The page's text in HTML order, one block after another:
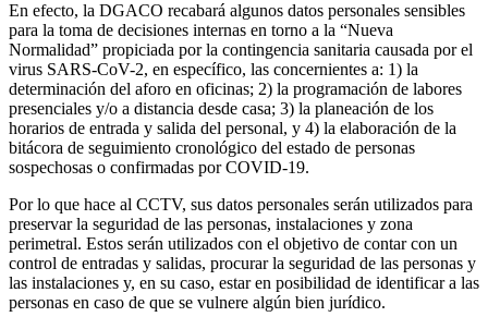
En efecto, la DGACO recabará algunos datos personales sensibles
para la toma de decisiones internas en torno a la “Nueva
Normalidad” propiciada por la contingencia sanitaria causada por el
virus SARS-CoV-2, en específico, las concernientes a: 1) la
determinación del aforo en oficinas; 2) la programación de labores
presenciales y/o a distancia desde casa; 3) la planeación de los
horarios de entrada y salida del personal, y 4) la elaboración de la
bitácora de seguimiento cronológico del estado de personas
sospechosas o confirmadas por COVID-19.
Por lo que hace al CCTV, sus datos personales serán utilizados para
preservar la seguridad de las personas, instalaciones y zona
perimetral. Estos serán utilizados con el objetivo de contar con un
control de entradas y salidas, procurar la seguridad de las personas y
las instalaciones y, en su caso, estar en posibilidad de identificar a las
personas en caso de que se vulnere algún bien jurídico.